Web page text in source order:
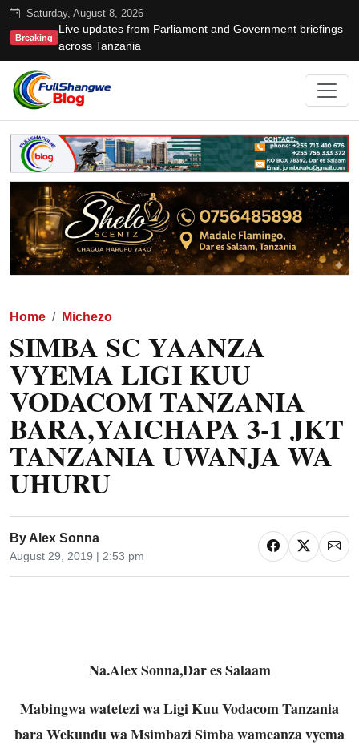
Saturday, August 8, 2026
Breaking
Live updates from Parliament and Government briefings
across Tanzania
Home Michezo
SIMBA SC YAANZA
VYEMA LIGI KUU
VODACOM TANZANIA
BARA,YAICHAPA 3-1 JKT
TANZANIA UWANJA WA
UHURU
By Alex Sonna
August 29, 2019 | 2:53 pm
Na.Alex Sonna,Dar es Salaam
Mabingwa watetezi wa Ligi Kuu Vodacom Tanzania
bara Wekundu wa Msimbazi Simba wameanza vyema